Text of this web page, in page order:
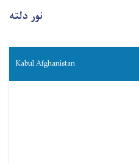
نور دلته
Kabul Afghanistan